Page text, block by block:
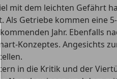
mit dem leichten Gefährt
Als Getriebe kommen eine
Jahr. Ebenfalls
Konzeptes. Angesichts
in die Kritik und der